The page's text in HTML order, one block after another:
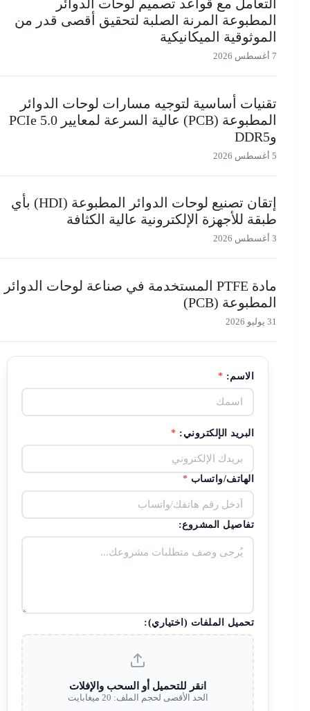
التعامل مع قواعد تصميم لوحات الدوائر
المطبوعة المرنة الصلبة لتحقيق أقصى قدر من
الموثوقية الميكانيكية
تقنيات أساسية لتوجيه مسارات لوحات الدوائر
المطبوعة (PCB) عالية السرعة لمعايير PCIe 5.0
إتقان تصنيع لوحات الدوائر المطبوعة (HDI) بأي
طبقة للأجهزة الإلكترونية عالية الكثافة
مادة PTFE المستخدمة في صناعة لوحات الدوائر
المطبوعة (PCB)
الاسم:*
البريد الإلكتروني:*
الهاتف/واتساب*
تفاصيل المشروع:
تحميل الملفات (اختياري):
انقر للتحميل أو السحب والإفلات
الحد الأقصى لحجم الملف: 20 ميغابايت